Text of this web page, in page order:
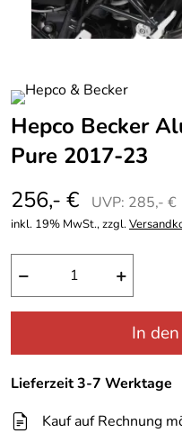
Hepco Becker
Pure 2017-23
256,- €
UVP: 285,- €
inkl. 19% MwSt., zzgl.
− +
In
Lieferzeit 3-7 Werktage
Kauf auf Rechnung